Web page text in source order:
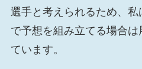
選手と考えられるため、私
で予想を組み立てる場合
ています。